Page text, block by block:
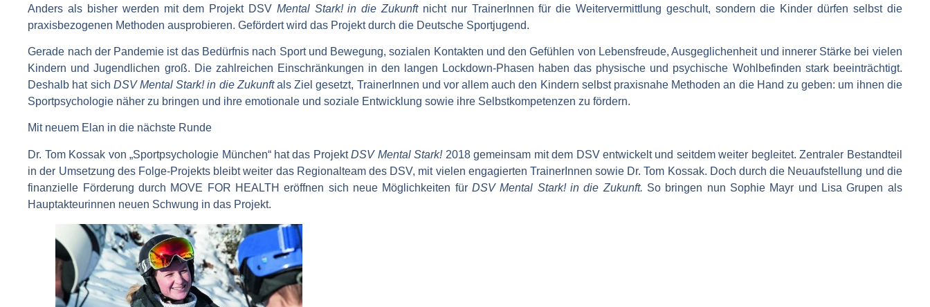
Anders als bisher werden mit dem Projekt DSV Mental Stark! in die Zukunftnicht nur TrainerInnen für die Weitervermittlung geschult, sondern die Kinder dürfen selbst die
praxisbezogenen Methoden ausprobieren. Gefördert wird das Projekt durch die Deutsche Sportjugend.
Gerade nach der Pandemie ist das Bedürfnis nach Sport und Bewegung, sozialen Kontakten und den Gefühlen von Lebensfreude, Ausgeglichenheit und innerer Stärke bei vielen
Kindern und Jugendlichen groß. Die zahlreichen Einschränkungen in den langen Lockdown-Phasen haben das physische und psychische Wohlbefinden stark beeinträchtigt.
Deshalb hat sich DSV Mental Stark! in die Zukunftals Ziel gesetzt, TrainerInnen und vor allem auch den Kindern selbst praxisnahe Methoden an die Hand zu geben: um ihnen die
Sportpsychologie näher zu bringen und ihre emotionale und soziale Entwicklung sowie ihre Selbstkompetenzen zu fördern.
Mit neuem Elan in die nächste Runde
Dr. Tom Kossak von „Sportpsychologie München“ hat das ProjektDSV Mental Stark!2018 gemeinsam mit dem DSV entwickelt und seitdem weiter begleitet. Zentraler Bestandteil
in der Umsetzung des Folge-Projekts bleibt weiter das Regionalteam des DSV, mit vielen engagierten TrainerInnen sowie Dr. Tom Kossak. Doch durch die Neuaufstellung und die
finanzielle Förderung durch MOVE FOR HEALTH eröffnen sich neue Möglichkeiten für DSV Mental Stark! in die Zukunft. So bringen nun Sophie Mayr und Lisa Grupen als
Hauptakteurinnen neuen Schwung in das Projekt.